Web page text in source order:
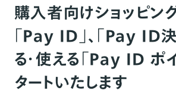
購入者向けショッピン
「Pay ID」、「Pay ID
る・使える「Pay ID ポ
タートいたします